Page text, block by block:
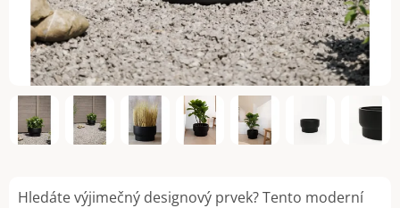
Hledáte výjimečný designový prvek? Tento moderní